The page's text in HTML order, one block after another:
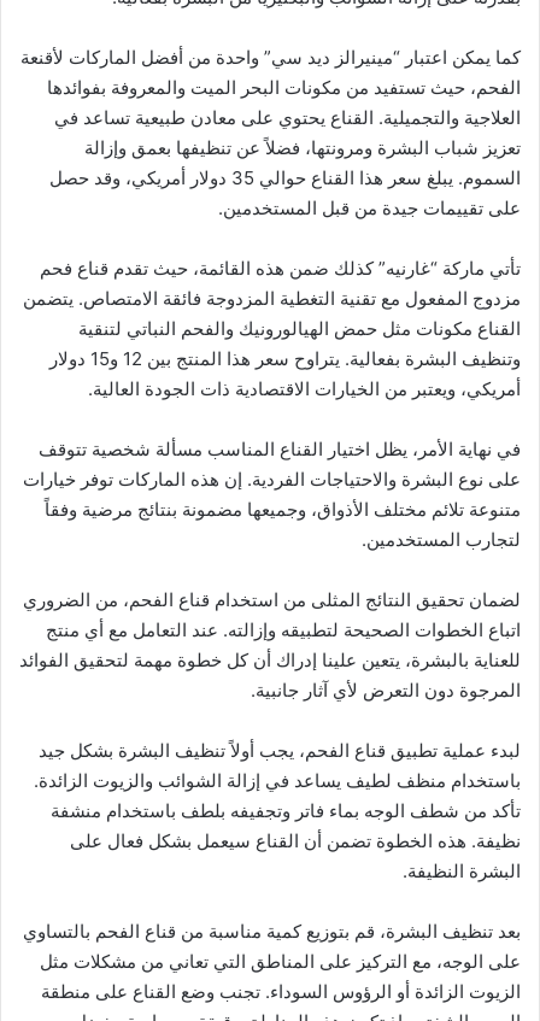
كما يمكن اعتبار “مينيرالز ديد سي” واحدة من أفضل الماركات لأقنعة
الفحم، حيث تستفيد من مكونات البحر الميت والمعروفة بفوائدها
العلاجية والتجميلية. القناع يحتوي على معادن طبيعية تساعد في
تعزيز شباب البشرة ومرونتها، فضلاً عن تنظيفها بعمق وإزالة
السموم. يبلغ سعر هذا القناع حوالي 35 دولار أمريكي، وقد حصل
على تقييمات جيدة من قبل المستخدمين.
تأتي ماركة “غارنيه” كذلك ضمن هذه القائمة، حيث تقدم قناع فحم
مزدوج المفعول مع تقنية التغطية المزدوجة فائقة الامتصاص. يتضمن
القناع مكونات مثل حمض الهيالورونيك والفحم النباتي لتنقية
وتنظيف البشرة بفعالية. يتراوح سعر هذا المنتج بين 12 و15 دولار
أمريكي، ويعتبر من الخيارات الاقتصادية ذات الجودة العالية.
في نهاية الأمر، يظل اختيار القناع المناسب مسألة شخصية تتوقف
على نوع البشرة والاحتياجات الفردية. إن هذه الماركات توفر خيارات
متنوعة تلائم مختلف الأذواق، وجميعها مضمونة بنتائج مرضية وفقاً
لتجارب المستخدمين.
لضمان تحقيق النتائج المثلى من استخدام قناع الفحم، من الضروري
اتباع الخطوات الصحيحة لتطبيقه وإزالته. عند التعامل مع أي منتج
للعناية بالبشرة، يتعين علينا إدراك أن كل خطوة مهمة لتحقيق الفوائد
المرجوة دون التعرض لأي آثار جانبية.
لبدء عملية تطبيق قناع الفحم، يجب أولاً تنظيف البشرة بشكل جيد
باستخدام منظف لطيف يساعد في إزالة الشوائب والزيوت الزائدة.
تأكد من شطف الوجه بماء فاتر وتجفيفه بلطف باستخدام منشفة
نظيفة. هذه الخطوة تضمن أن القناع سيعمل بشكل فعال على
البشرة النظيفة.
بعد تنظيف البشرة، قم بتوزيع كمية مناسبة من قناع الفحم بالتساوي
على الوجه، مع التركيز على المناطق التي تعاني من مشكلات مثل
الزيوت الزائدة أو الرؤوس السوداء. تجنب وضع القناع على منطقة